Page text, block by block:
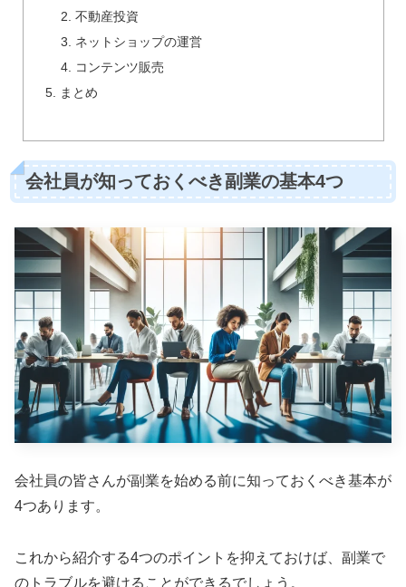
不動産投資
ネットショップの運営
コンテンツ販売
まとめ
会社員が知っておくべき副業の基本4つ
会社員の皆さんが副業を始める前に知っておくべき基本が
4つあります。
これから紹介する4つのポイントを抑えておけば、副業で
のトラブルを避けることができるでしょう。